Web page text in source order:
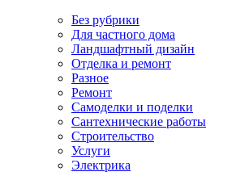
Без рубрики
Для частного дома
Ландшафтный дизайн
Отделка и ремонт
Разное
Ремонт
Самоделки и поделки
Сантехнические работы
Строительство
Услуги
Электрика